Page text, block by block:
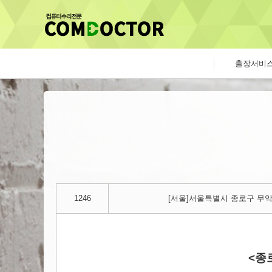
출장서비
1246 [서울]서울특별시 종로구 무
<종